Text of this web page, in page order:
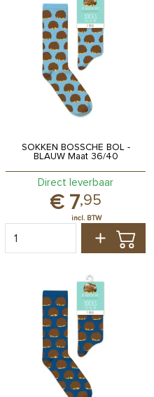
SOKKEN BOSSCHE BOL -
BLAUW Maat 36/40
7,95
Direct leverbaar